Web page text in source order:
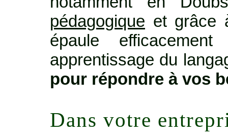
pédagogique et grâce
épaule
apprentissage du
pour répondre à vos
Dans votre